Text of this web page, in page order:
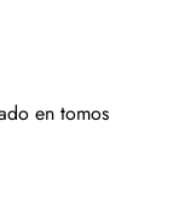
en tomos